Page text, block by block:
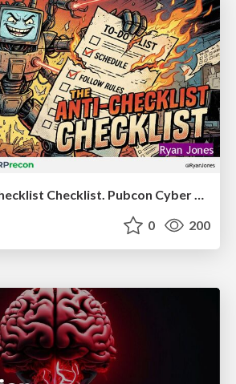
The Anti-SEO Checklist Checklist. Pubcon Cyber Week
0 200